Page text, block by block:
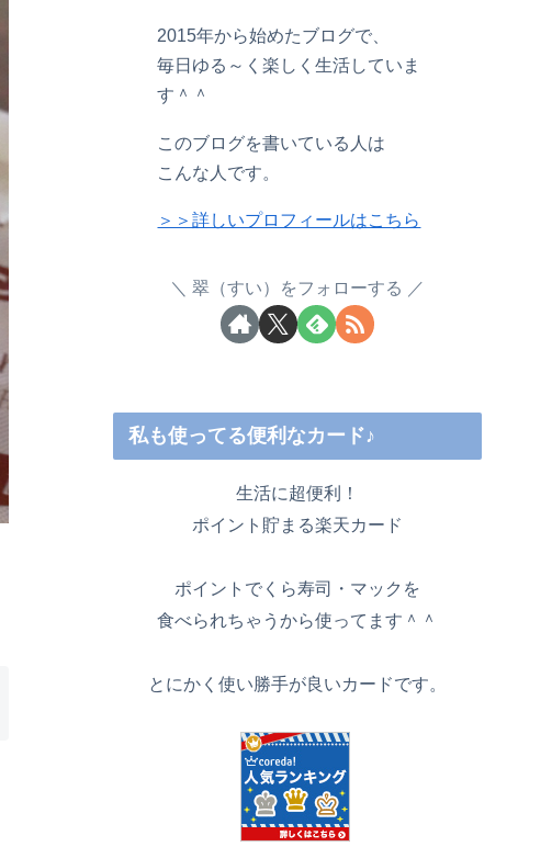
2015年から始めたブログで、
毎日ゆる～く楽しく生活していま
す＾＾
このブログを書いている人は
こんな人です。
＞＞詳しいプロフィールはこちら
翠（すい）をフォローする
私も使ってる便利なカード♪
生活に超便利！
ポイント貯まる楽天カード
ポイントでくら寿司・マックを
食べられちゃうから使ってます＾＾
とにかく使い勝手が良いカードです。